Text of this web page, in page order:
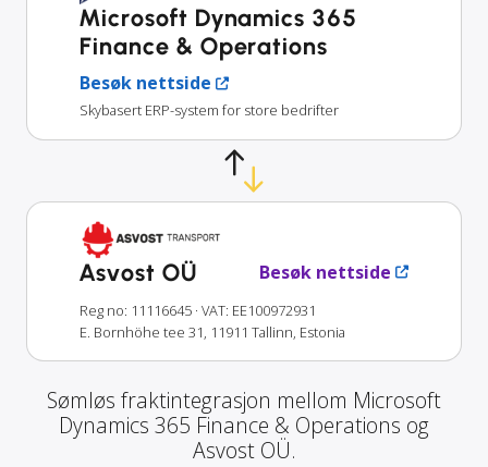
Microsoft Dynamics 365
Finance & Operations
Besøk nettside
Skybasert ERP-system for store bedrifter
Asvost OÜ Besøk nettside
Reg no: 11116645 · VAT: EE100972931
E. Bornhöhe tee 31, 11911 Tallinn, Estonia
Sømløs fraktintegrasjon mellom Microsoft
Dynamics 365 Finance & Operations og
Asvost OÜ.